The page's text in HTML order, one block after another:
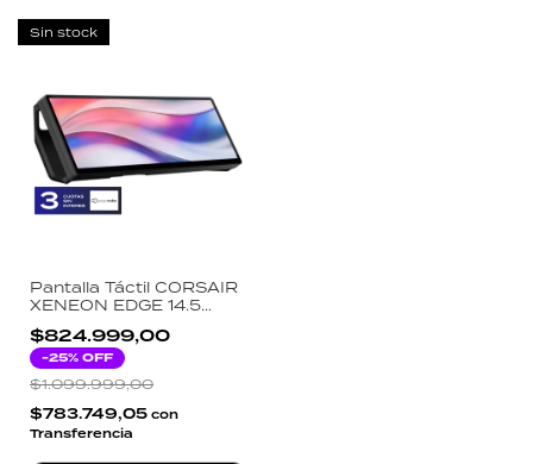
Sin stock
Pantalla Táctil CORSAIR
XENEON EDGE 14.5
Pulgadas LCD
Resolución 2560x720
USB-C HDMI Soporte
Magnético
$824.999,00
-25% OFF
$1.099.999,00
$783.749,05 con
Transferencia